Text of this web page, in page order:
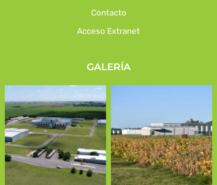
Contacto
Acceso Extranet
GALERÍA